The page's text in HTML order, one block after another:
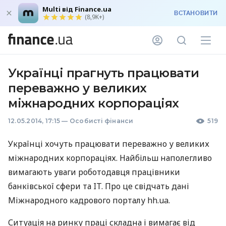
Multi від Finance.ua
(8,9K+) ВСТАНОВИТИ
Українці прагнуть працювати
переважно у великих
міжнародних корпораціях
12.05.2014, 17:15 — Особисті фінанси 519
Українці хочуть працювати переважно у великих
міжнародних корпораціях. Найбільш наполегливо
вимагають уваги роботодавця працівники
банківської сфери та IT. Про це свідчать дані
Міжнародного кадрового порталу hh.ua.
Ситуація на ринку праці складна і вимагає від